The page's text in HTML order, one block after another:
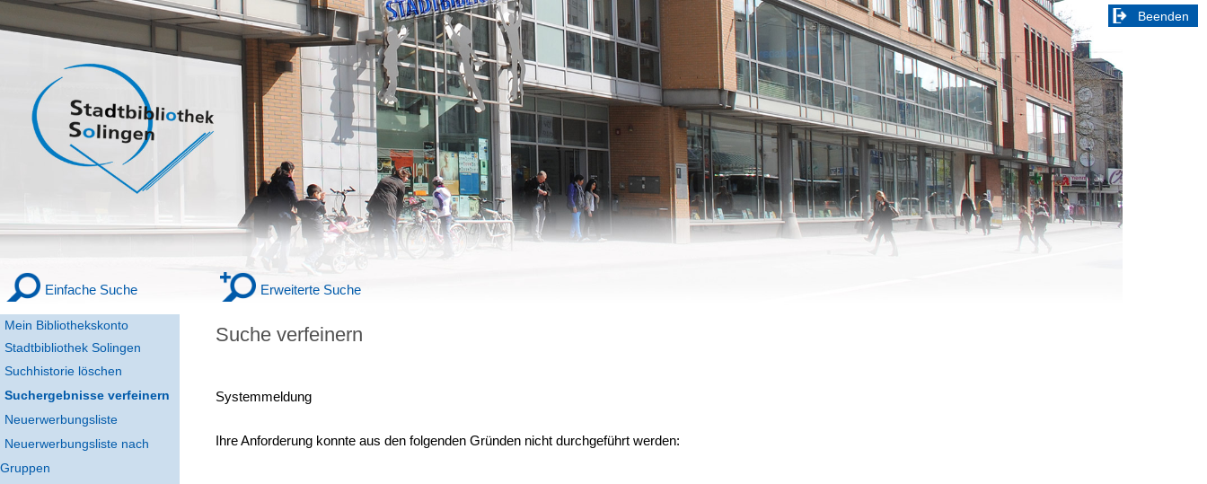
Mein Bibliothekskonto
Stadtbibliothek Solingen
Einfache Suche Erweiterte Suche
Suchhistorie löschen
Suchergebnisse verfeinern
Beenden
Neuerwerbungsliste
Neuerwerbungsliste nach
Gruppen
Suche verfeinern
Systemmeldung
Ihre Anforderung konnte aus den folgenden Gründen nicht durchgeführt werden: